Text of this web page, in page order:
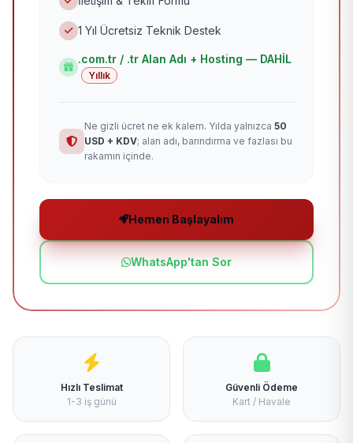
1 Yıl Ücretsiz Teknik Destek
.com.tr / .tr Alan Adı + Hosting — DAHİL
Yıllık
Ne gizli ücret ne ek kalem. Yılda yalnızca 50
USD + KDV; alan adı, barındırma ve fazlası bu
rakamın içinde.
Hemen Başlayalım
WhatsApp'tan Sor
Hızlı Teslimat
1-3 iş günü
Güvenli Ödeme
Kart / Havale